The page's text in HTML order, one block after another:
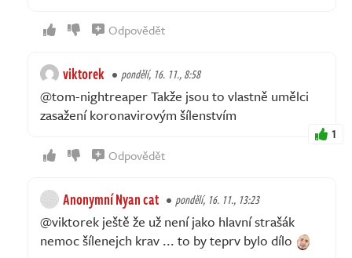
Odpovědět
viktorek pondělí, 16. 11., 8:58
@tom-nightreaper Takže jsou to vlastně umělci
zasažení koronavirovým šílenstvím
1
Odpovědět
Anonymní Nyan cat pondělí, 16. 11., 13:23
@viktorek ještě že už není jako hlavní strašák
nemoc šílenejch krav ... to by teprv bylo dílo